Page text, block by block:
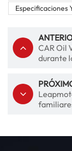
Especificaciones
CAR Oil
durante